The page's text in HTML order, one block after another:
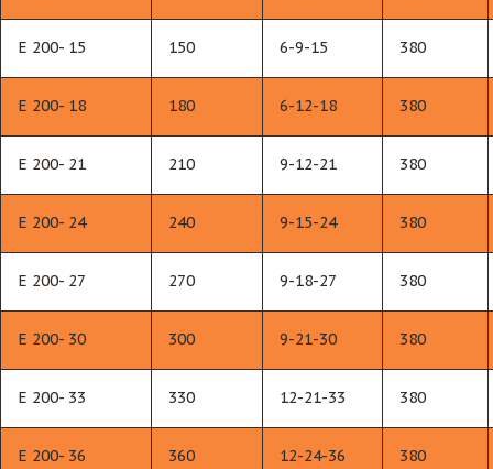
Е 200- 15 150 6-9-15 380
Е 200- 18 180 6-12-18 380
Е 200- 21 210 9-12-21 380
Е 200- 24 240 9-15-24 380
Е 200- 27 270 9-18-27 380
Е 200- 30 300 9-21-30 380
Е 200- 33 330 12-21-33 380
Е 200- 36 360 12-24-36 380